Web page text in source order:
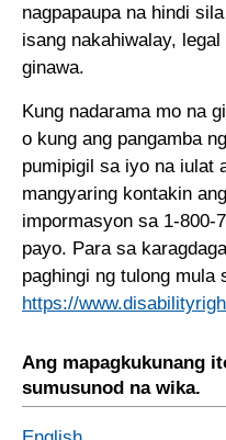
nagpapaupa na hindi
isang nakahiwalay,
ginawa.
Kung nadarama mo na
o kung ang pangamba
pumipigil sa iyo na iulat
mangyaring kontakin
impormasyon sa 1-800-
payo. Para sa
paghingi ng tulong mula
https://
Ang mapagkukunang
sumusunod na wika.